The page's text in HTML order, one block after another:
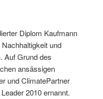
Diplom Kaufmann
und
Auf Grund des
ansässigen
und ClimatePartner
2010 ernannt.